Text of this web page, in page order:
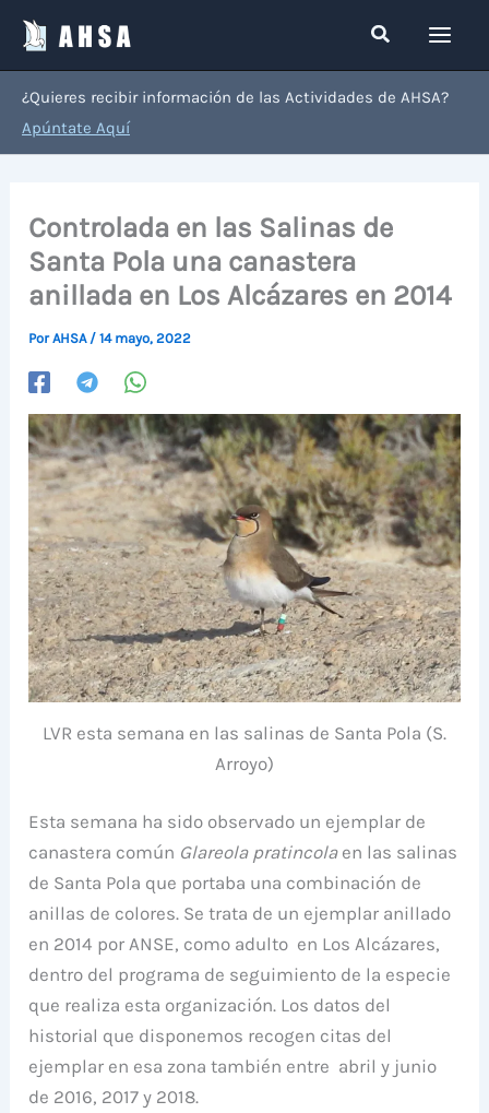
contenido
Buscar
¿Quieres recibir información de las Actividades de AHSA?
Apúntate Aquí
Controlada en las Salinas de
Santa Pola una canastera
anillada en Los Alcázares en 2014
PorAHSA /14 mayo, 2022
LVR esta semana en las salinas de Santa Pola (S.
Arroyo)
Esta semana ha sido observado un ejemplar de
canastera común Glareola pratincola en las salinas
de Santa Pola que portaba una combinación de
anillas de colores. Se trata de un ejemplar anillado
en 2014 por ANSE, como adulto en Los Alcázares,
dentro del programa de seguimiento de la especie
que realiza esta organización. Los datos del
historial que disponemos recogen citas del
ejemplar en esa zona también entre abril y junio
de 2016, 2017 y 2018.